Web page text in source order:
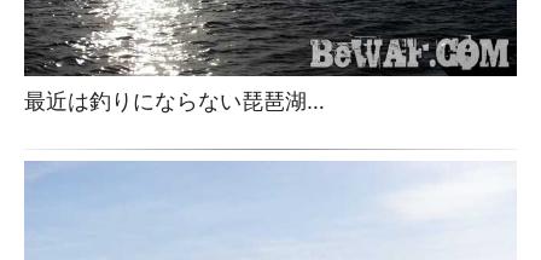
最近は釣りにならない琵琶湖…